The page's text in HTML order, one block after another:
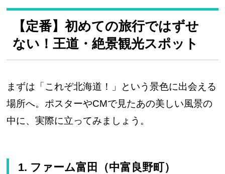
【定番】初めての旅行ではずせ
ない！王道・絶景観光スポット
まずは「これぞ北海道！」という景色に出会える
場所へ。ポスターやCMで見たあの美しい風景の
中に、実際に立ってみましょう。
1. ファーム富田（中富良野町）